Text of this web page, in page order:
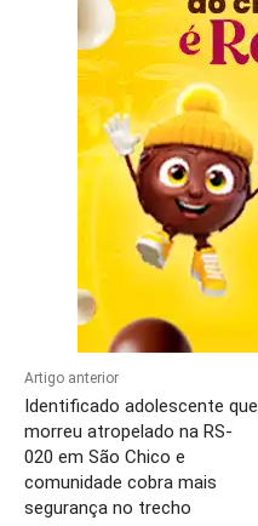
Artigo anterior
Identificado adolescente que
morreu atropelado na RS-
020 em São Chico e
comunidade cobra mais
segurança no trecho